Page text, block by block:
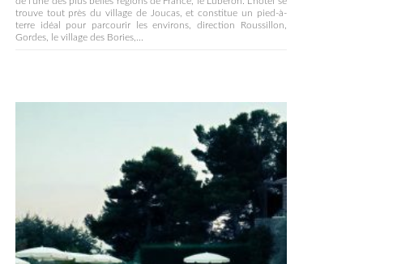
trouve tout près du village de Joucas, et constitue un pied-à-
terre idéal pour parcourir les environs, direction Roussillon,
Gordes, le village des Bories,...